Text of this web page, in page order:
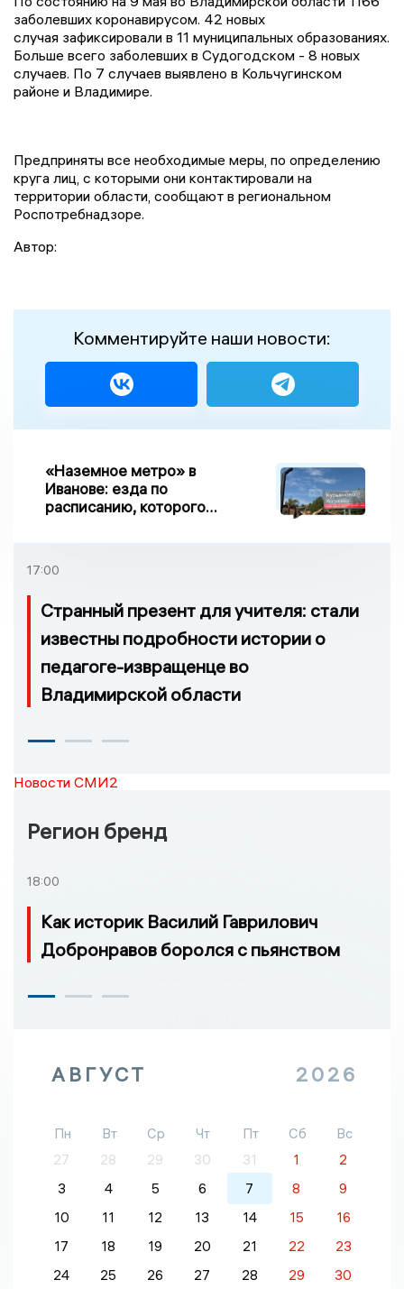
заболевших коронавирусом. 42 новых
случая зафиксировали в 11 муниципальных образованиях.
Больше всего заболевших в Судогодском - 8 новых
случаев. По 7 случаев выявлено в Кольчугинском
районе и Владимире.
Предприняты все необходимые меры, по определению
круга лиц, с которыми они контактировали на
территории области, сообщают в региональном
Роспотребнадзоре.
Автор:
Комментируйте наши новости:
«Наземное метро» в
Иванове: езда по
расписанию, которого
17:00
Странный презент для учителя: стали
известны подробности истории о
педагоге-извращенце во
Владимирской области
Новости СМИ2
Регион бренд
18:00
Как историк Василий Гаврилович
Добронравов боролся с пьянством
АВГУСТ 2026
Пн Вт Ср Чт Пт Сб
Вс
27
28 29 30 31 1
2
3
4 5 6 7 8
9
10
11 12 13 14 15
16
17
18 19 20 21 22
23
24
25 26 27 28 29
30